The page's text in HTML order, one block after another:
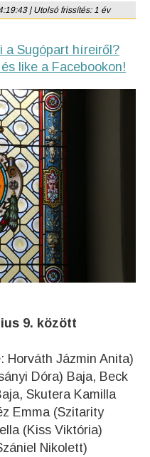
| Utolsó frissítés: 1 év
a Sugópart híreiről?
like a Facebookon!
9. között
Horváth Jázmin Anita)
Dóra) Baja, Beck
Skutera Kamilla
Emma (Szitarity
(Kiss Viktória)
Nikolett)